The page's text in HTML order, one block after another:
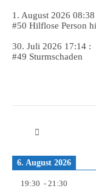
1. August 2026 08:38
#50 Hilflose Person
30. Juli 2026 17:14 :
#49 Sturmschaden
6. August 2026
19:30 - 21:30